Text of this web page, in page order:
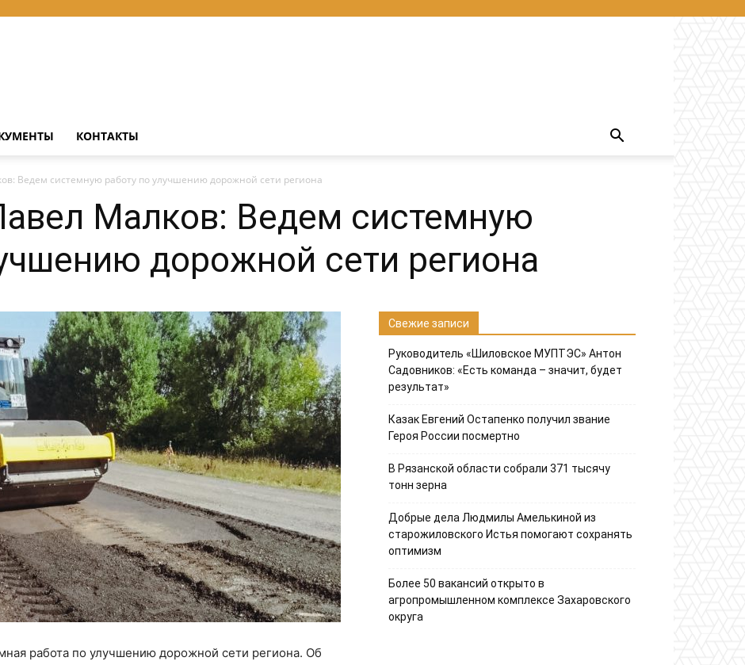
КОНТАКТЫ
Ведем системную работу по улучшению дорожной сети региона
Малков: Ведем системную
дорожной сети региона
работа по улучшению дорожной сети региона. Об
Свежие записи
Руководитель «Шиловское МУПТЭС» Антон
Садовников: «Есть команда – значит, будет
результат»
Казак Евгений Остапенко получил звание
Героя России посмертно
В Рязанской области собрали 371 тысячу
тонн зерна
Добрые дела Людмилы Амелькиной из
старожиловского Истья помогают сохранять
оптимизм
Более 50 вакансий открыто в
агропромышленном комплексе Захаровского
округа